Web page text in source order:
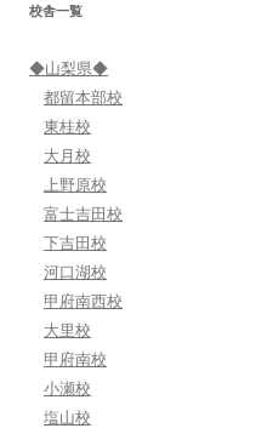
ン
校舎一覧
◆山梨県◆
都留本部校
東桂校
大月校
上野原校
富士吉田校
下吉田校
河口湖校
甲府南西校
大里校
甲府南校
小瀬校
塩山校